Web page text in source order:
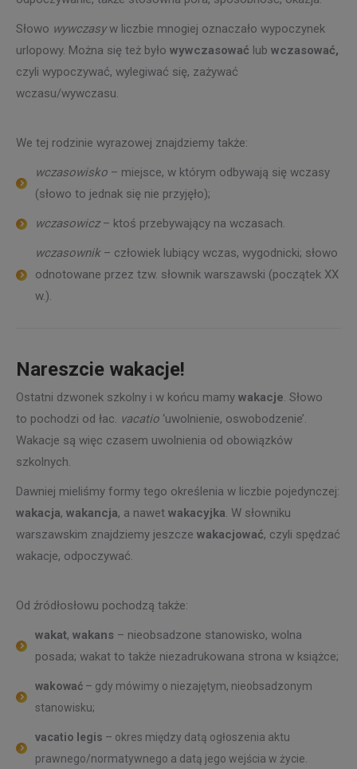
Słowo wywczasyw liczbie mnogiej oznaczało wypoczynek
urlopowy. Można się też było wywczasować lub wczasować,
czyli wypoczywać, wylegiwać się, zażywać
wczasu/wywczasu.
We tej rodzinie wyrazowej znajdziemy także:
wczasowisko – miejsce, w którym odbywają się wczasy
(słowo to jednak się nie przyjęło);
wczasowicz– ktoś przebywający na wczasach.
wczasownik – człowiek lubiący wczas, wygodnicki; słowo
odnotowane przez tzw. słownik warszawski (początek XX
w.).
Nareszcie wakacje!
Ostatni dzwonek szkolny i w końcu mamy wakacje. Słowo
to pochodzi od łac. vacatio ‘uwolnienie, oswobodzenie’.
Wakacje są więc czasem uwolnienia od obowiązków
szkolnych.
Dawniej mieliśmy formy tego określenia w liczbie pojedynczej:
wakacja, wakancja, a nawet wakacyjka. W słowniku
warszawskim znajdziemy jeszcze wakacjować, czyli spędzać
wakacje, odpoczywać.
Od źródłosłowu pochodzą także:
wakat, wakans – nieobsadzone stanowisko, wolna
posada; wakat to także niezadrukowana strona w książce;
wakować – gdy mówimy o niezajętym, nieobsadzonym
stanowisku;
vacatio legis – okres między datą ogłoszenia aktu
prawnego/normatywnego a datą jego wejścia w życie.